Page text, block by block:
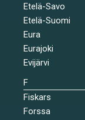
Etelä-Savo
Etelä-Suomi
Eura
Eurajoki
Evijärvi
F
Fiskars
Forssa